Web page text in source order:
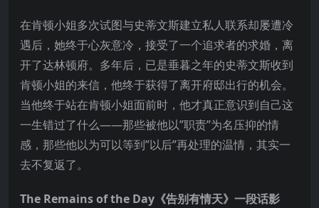
在肯顿小姐多次试图与史蒂文斯建立私人联系却屡遭冷
遇后，她终于心灰意冷，接受了一个追求者的求婚，离
开了达林顿府。多年后，已是垂暮之年的史蒂文斯收到
肯顿小姐的来信，他终于获得了离开府邸出行的机会。
当他终于站在肯顿小姐面前时，他才真正意识到自己这
一生错过了什么——那些被他以”职责”为名压抑的情
感，那些他以为可以等到”以后”再处理的温情，其实一
去不复返了。
The Remains of the Day《告别有情天》一段话影